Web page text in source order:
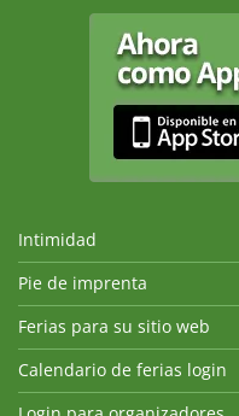
Intimidad
Pie de imprenta
Ferias para su sitio web
Calendario de ferias login